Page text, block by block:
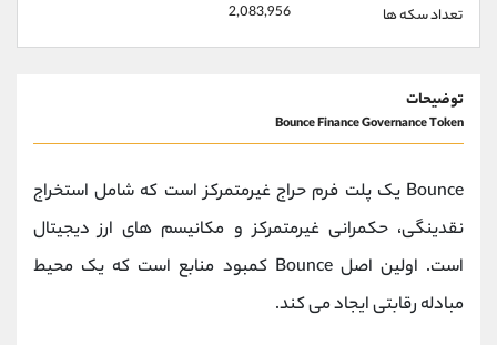
تعداد سکه ها 2,083,956
توضیحات
Bounce Finance Governance Token
Bounce یک پلت فرم حراج غیرمتمرکز است که شامل استخراج
نقدینگی، حکمرانی غیرمتمرکز و مکانیسم های ارز دیجیتال
است. اولین اصل Bounce کمبود منابع است که یک محیط
مبادله رقابتی ایجاد می کند.